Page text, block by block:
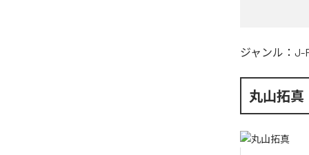
ジャンル： J-
丸山拓真